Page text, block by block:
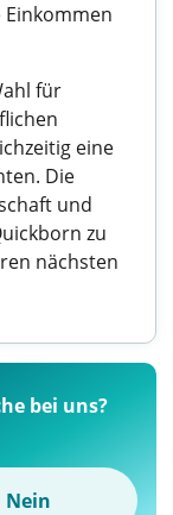
für
eine
Die
und
zu
nächsten
bei uns?
Nein